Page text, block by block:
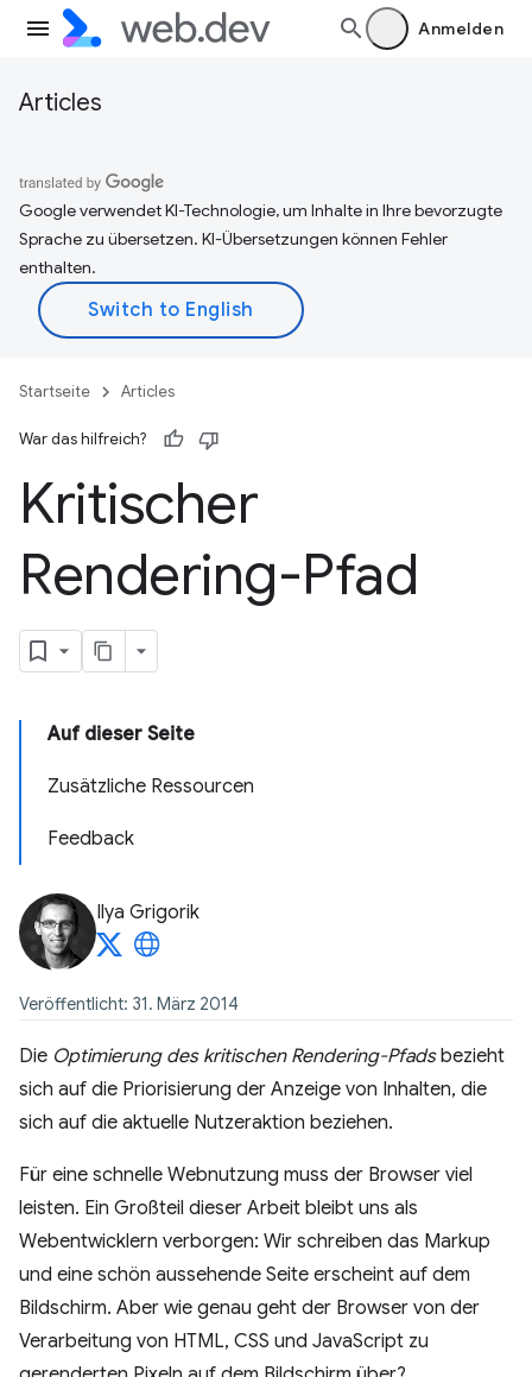
Anmelden
Articles
Google verwendet KI-Technologie, um Inhalte in Ihre bevorzugte
Sprache zu übersetzen. KI-Übersetzungen können Fehler
enthalten.
Startseite Articles
War das hilfreich?
Kritischer
Rendering-Pfad
Auf dieser Seite
Zusätzliche Ressourcen
Feedback
Ilya Grigorik
Veröffentlicht: 31. März 2014
Die Optimierung des kritischen Rendering-Pfadsbezieht
sich auf die Priorisierung der Anzeige von Inhalten, die
sich auf die aktuelle Nutzeraktion beziehen.
Für eine schnelle Webnutzung muss der Browser viel
leisten. Ein Großteil dieser Arbeit bleibt uns als
Webentwicklern verborgen: Wir schreiben das Markup
und eine schön aussehende Seite erscheint auf dem
Bildschirm. Aber wie genau geht der Browser von der
Verarbeitung von HTML, CSS und JavaScript zu